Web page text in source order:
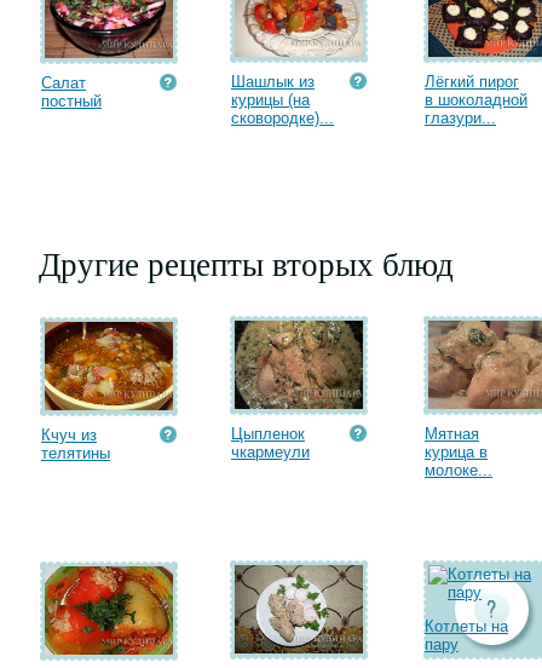
Салат
постный
Шашлык из
курицы (на
сковородке)...
Лёгкий пирог
в шоколадной
глазури...
Другие рецепты вторых блюд
Кчуч из
телятины
Цыпленок
чкармеули
Мятная
курица в
молоке...
Котлеты на
пару